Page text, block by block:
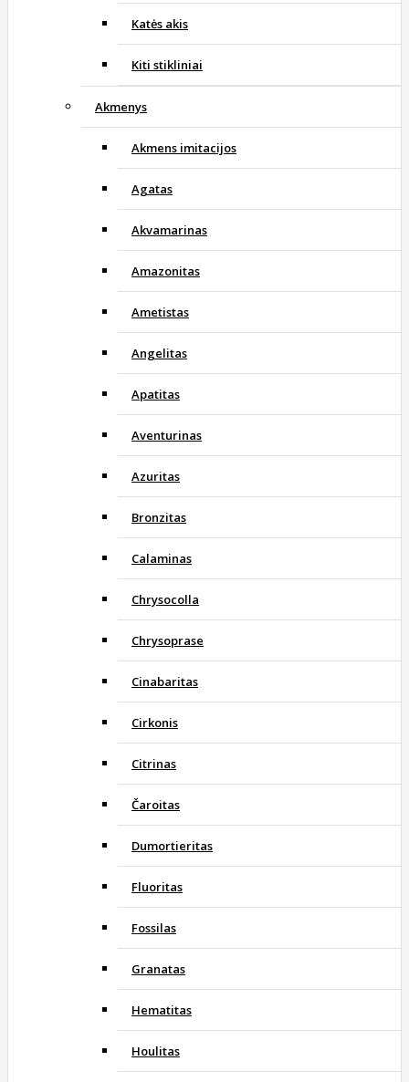
Katės akis
Kiti stikliniai
Akmenys
Akmens imitacijos
Agatas
Akvamarinas
Amazonitas
Ametistas
Angelitas
Apatitas
Aventurinas
Azuritas
Bronzitas
Calaminas
Chrysocolla
Chrysoprase
Cinabaritas
Cirkonis
Citrinas
Čaroitas
Dumortieritas
Fluoritas
Fossilas
Granatas
Hematitas
Houlitas